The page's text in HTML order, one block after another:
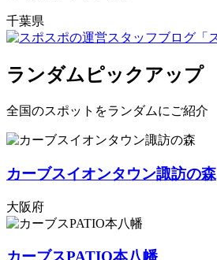
千葉県
ランダムピックアップ
全国のスポットをランダムにご紹介
カーブスイオンタウン諏訪の森
大阪府